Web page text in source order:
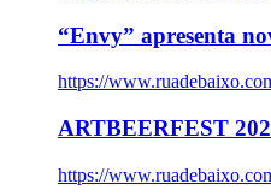
“Envy” apresenta
https://
ARTBEERFEST
https://